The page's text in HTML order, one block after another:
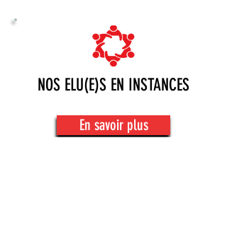
NOS ELU(E)S EN INSTANCES
En savoir plus